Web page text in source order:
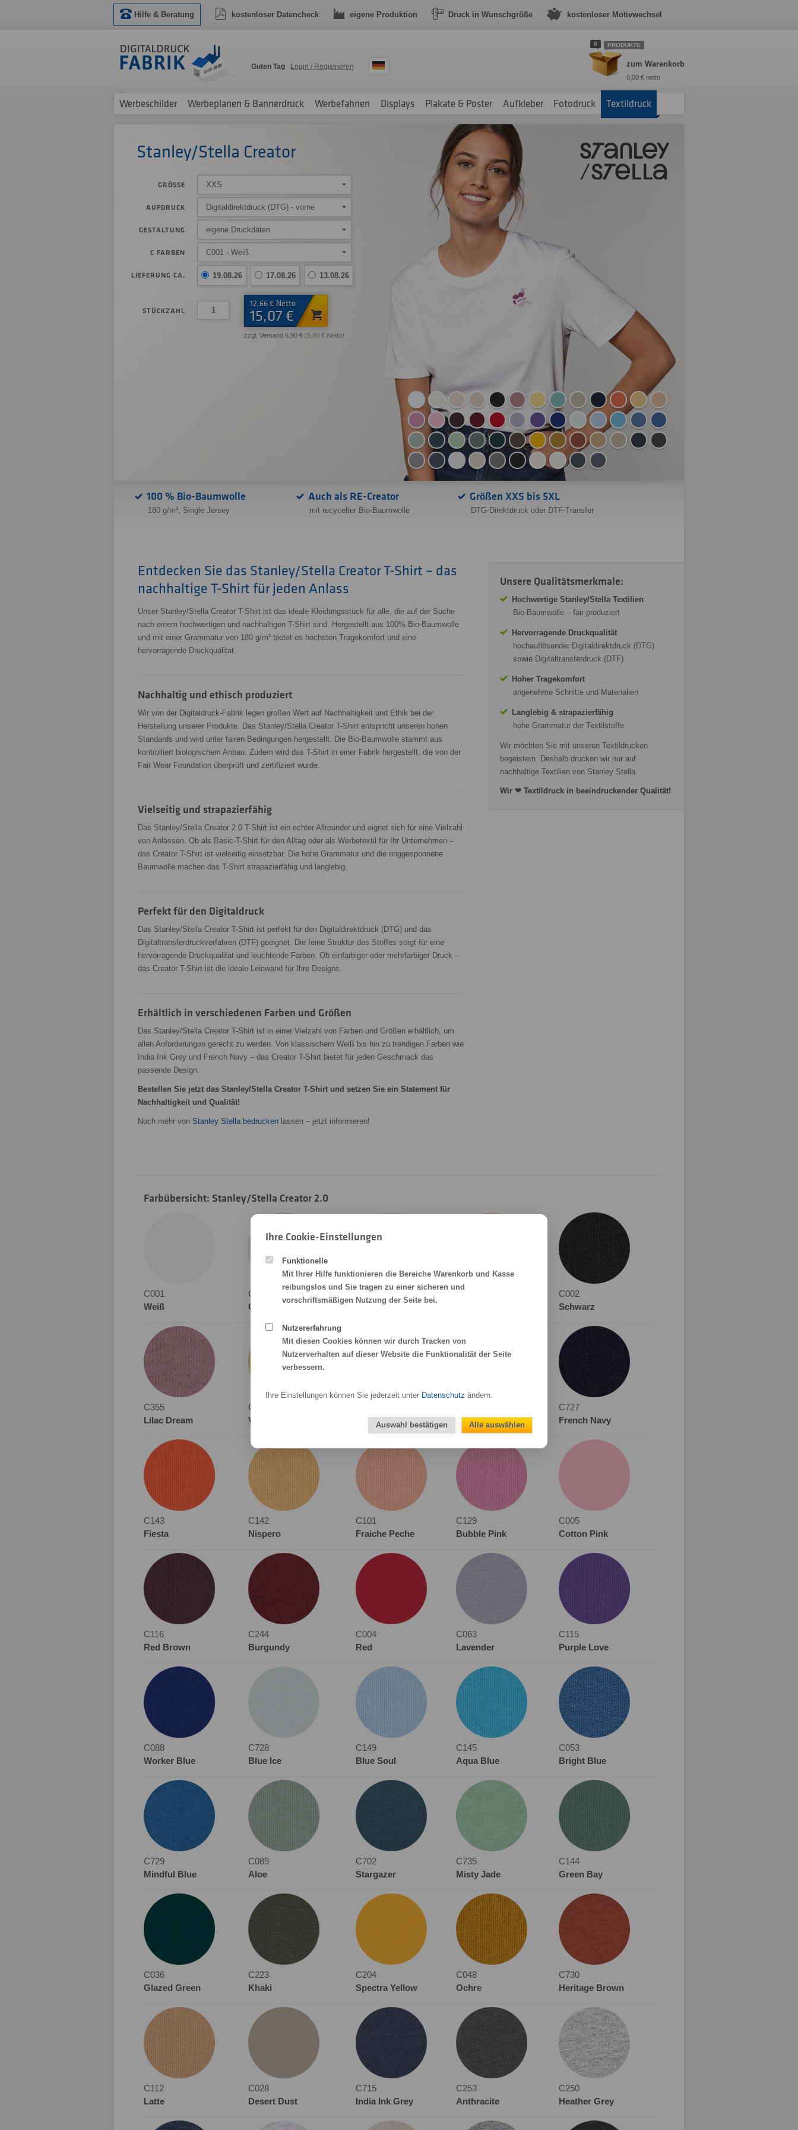
Hilfe & Beratung kostenloser Datencheck eigene Produktion Druck in Wunschgröße kostenloser Motivwechsel
0 PRODUKTE
zum Warenkorb
0,00 € netto
Guten Tag Login / Registrieren
Werbeschilder Werbeplanen & Bannerdruck Werbefahnen Displays Plakate & Poster Aufkleber Fotodruck Textildruck
Stanley/Stella Creator
GRÖSSE XXS
AUFDRUCK Digitaldirektdruck (DTG) - vorne
GESTALTUNG eigene Druckdaten
C FARBEN C001 - Weiß
LIEFERUNG CA. 19.08.26 17.08.26 13.08.26
STÜCKZAHL
12,66 € Netto
15,07 €
zzgl. Versand 6,90 € (5,80 € Netto)
100 % Bio-Baumwolle
180 g/m², Single Jersey
Auch als RE-Creator
mit recycelter Bio-Baumwolle
Größen XXS bis 5XL
DTG-Direktdruck oder DTF-Transfer
Entdecken Sie das Stanley/Stella Creator T-Shirt – das
nachhaltige T-Shirt für jeden Anlass
Unser Stanley/Stella Creator T-Shirt ist das ideale Kleidungsstück für alle, die auf der Suche
nach einem hochwertigen und nachhaltigen T-Shirt sind. Hergestellt aus 100% Bio-Baumwolle
und mit einer Grammatur von 180 g/m² bietet es höchsten Tragekomfort und eine
hervorragende Druckqualität.
Nachhaltig und ethisch produziert
Wir von der Digitaldruck-Fabrik legen großen Wert auf Nachhaltigkeit und Ethik bei der
Herstellung unserer Produkte. Das Stanley/Stella Creator T-Shirt entspricht unseren hohen
Standards und wird unter fairen Bedingungen hergestellt. Die Bio-Baumwolle stammt aus
kontrolliert biologischem Anbau. Zudem wird das T-Shirt in einer Fabrik hergestellt, die von der
Fair Wear Foundation überprüft und zertifiziert wurde.
Vielseitig und strapazierfähig
Das Stanley/Stella Creator 2.0 T-Shirt ist ein echter Allrounder und eignet sich für eine Vielzahl
von Anlässen. Ob als Basic-T-Shirt für den Alltag oder als Werbetextil für Ihr Unternehmen –
das Creator T-Shirt ist vielseitig einsetzbar. Die hohe Grammatur und die ringgesponnene
Baumwolle machen das T-Shirt strapazierfähig und langlebig.
Perfekt für den Digitaldruck
Das Stanley/Stella Creator T-Shirt ist perfekt für den Digitaldirektdruck (DTG) und das
Digitaltransferdruckverfahren (DTF) geeignet. Die feine Struktur des Stoffes sorgt für eine
hervorragende Druckqualität und leuchtende Farben. Ob einfarbiger oder mehrfarbiger Druck –
das Creator T-Shirt ist die ideale Leinwand für Ihre Designs.
Erhältlich in verschiedenen Farben und Größen
Das Stanley/Stella Creator T-Shirt ist in einer Vielzahl von Farben und Größen erhältlich, um
allen Anforderungen gerecht zu werden. Von klassischem Weiß bis hin zu trendigen Farben wie
India Ink Grey und French Navy – das Creator T-Shirt bietet für jeden Geschmack das
passende Design.
Bestellen Sie jetzt das Stanley/Stella Creator T-Shirt und setzen Sie ein Statement für
Nachhaltigkeit und Qualität!
Noch mehr von Stanley Stella bedrucken lassen – jetzt informieren!
Unsere Qualitätsmerkmale:
Hochwertige Stanley/Stella Textilien
Bio-Baumwolle – fair produziert
Hervorragende Druckqualität
hochauflösender Digitaldirektdruck (DTG)
sowie Digitaltransferdruck (DTF)
Hoher Tragekomfort
angenehme Schnitte und Materialien
Langlebig & strapazierfähig
hohe Grammatur der Textilstoffe
Wir möchten Sie mit unseren Textildrucken
begeistern. Deshalb drucken wir nur auf
nachhaltige Textilien von Stanley Stella.
Wir ❤ Textildruck in beeindruckender Qualität!
Farbübersicht: Stanley/Stella Creator 2.0
C001
Weiß
C018
Off White
C504
Vintage White
C002
Schwarz
C355
Lilac Dream
C356
Viva Yellow
Pool Blue
Stone
C727
French Navy
C143
Fiesta
C142
Nispero
C101
Fraiche Peche
C129
Bubble Pink
C005
Cotton Pink
C116
Red Brown
C244
Burgundy
C004
Red
C063
Lavender
C115
Purple Love
C088
Worker Blue
C728
Blue Ice
C149
Blue Soul
C145
Aqua Blue
C053
Bright Blue
C729
Mindful Blue
C089
Aloe
C702
Stargazer
C735
Misty Jade
C144
Green Bay
C036
Glazed Green
C223
Khaki
C204
Spectra Yellow
C048
Ochre
C730
Heritage Brown
C112
Latte
C028
Desert Dust
C715
India Ink Grey
C253
Anthracite
C250
Heather Grey
Ihre Cookie-Einstellungen
Funktionelle
Mit Ihrer Hilfe funktionieren die Bereiche Warenkorb und Kasse
reibungslos und Sie tragen zu einer sicheren und
vorschriftsmäßigen Nutzung der Seite bei.
Nutzererfahrung
Mit diesen Cookies können wir durch Tracken von
Nutzerverhalten auf dieser Website die Funktionalität der Seite
verbessern.
Ihre Einstellungen können Sie jederzeit unter Datenschutz ändern.
Alle auswählen
Auswahl bestätigen